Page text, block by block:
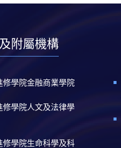
附屬機構
修學院金融商業學院
修學院人文及法律學
修學院生命科學及科